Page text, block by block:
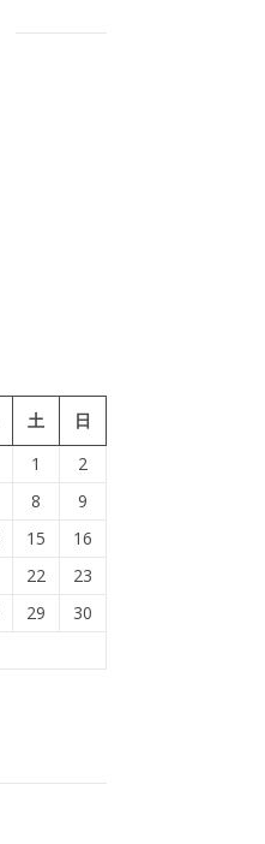
土
日
1
2
8
9
15
16
22
23
29
30